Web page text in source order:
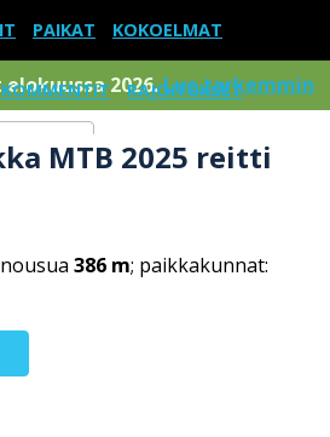
PAIKAT KOKOELMAT
KOMMENTIT RAJOITUKSET
Menu
2026.Lue tarkemmin
MTB 2025 reitti
386 m; paikkakunnat: